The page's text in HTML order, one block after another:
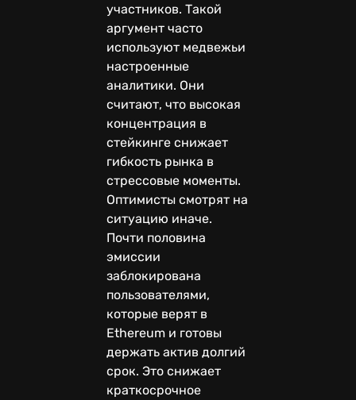
участников. Такой
аргумент часто
используют медвежьи
настроенные
аналитики. Они
считают, что высокая
концентрация в
стейкинге снижает
гибкость рынка в
стрессовые моменты.
Оптимисты смотрят на
ситуацию иначе.
Почти половина
эмиссии
заблокирована
пользователями,
которые верят в
Ethereum и готовы
держать актив долгий
срок. Это снижает
краткосрочное